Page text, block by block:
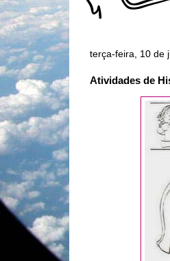
terça-feira, 10 de
Atividades de